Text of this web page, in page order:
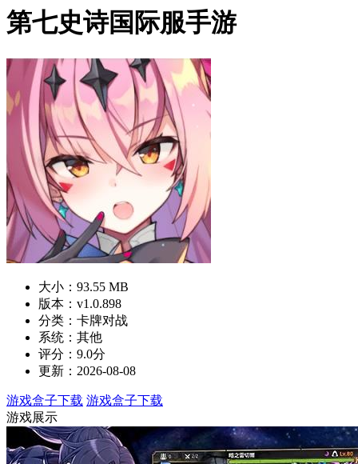
第七史诗国际服手游
大小：93.55 MB
版本：v1.0.898
分类：卡牌对战
系统：其他
评分：9.0分
更新：2026-08-08
游戏盒子下载 游戏盒子下载
游戏展示